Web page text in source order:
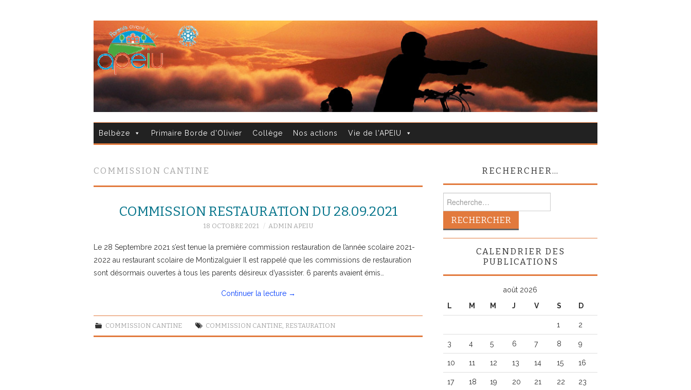
Belbèze Primaire Borde d'Olivier Collège Nos actions Vie de l'APEIU
COMMISSION CANTINE
COMMISSION RESTAURATION DU 28.09.2021
18 OCTOBRE 2021 ADMIN APEIU
Le 28 Septembre 2021 s’est tenue la première commission restauration de l’année scolaire 2021-
2022 au restaurant scolaire de Montizalguier Il est rappelé que les commissions de restauration
sont désormais ouvertes à tous les parents désireux d’yassister. 6 parents avaient émis…
Continuer la lecture →
COMMISSION CANTINE COMMISSION CANTINE RESTAURATION
RECHERCHER…
CALENDRIER DES
PUBLICATIONS
août 2026
L
M M J V S D
1 2
3 4 5 6 7 8 9
10 11 12 13 14 15 16
17 18 19 20 21 22 23